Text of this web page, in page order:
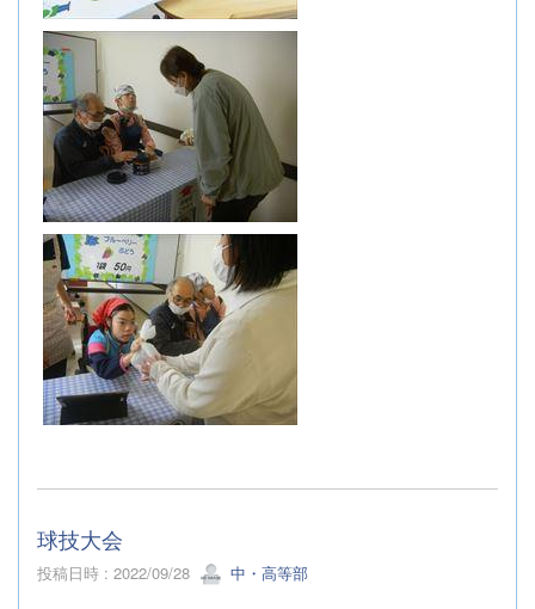
球技大会
投稿日時 : 2022/09/28 中・高等部